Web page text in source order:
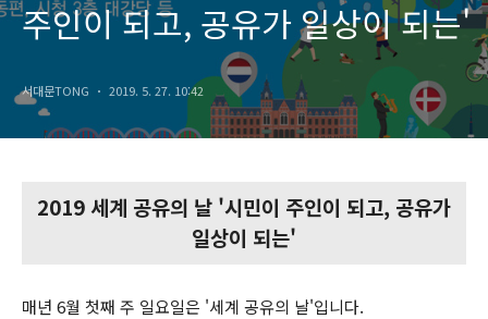
주인이 되고, 공유가 일상이 되는'
서대문TONG 2019. 5. 27. 10:42
2019 세계 공유의 날 '시민이 주인이 되고, 공유가
일상이 되는'
매년 6월 첫째 주 일요일은 '세계 공유의 날'입니다.